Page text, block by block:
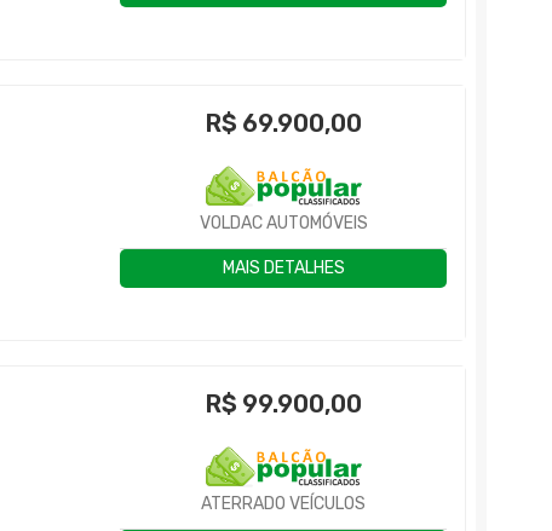
R$ 69.900,00
VOLDAC AUTOMÓVEIS
MAIS DETALHES
R$ 99.900,00
ATERRADO VEÍCULOS